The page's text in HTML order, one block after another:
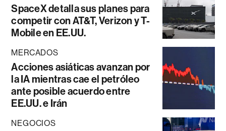
SpaceX detalla sus planes para
competir con AT&T, Verizon y T-
Mobile en EE.UU.
MERCADOS
Acciones asiáticas avanzan por
la IA mientras cae el petróleo
ante posible acuerdo entre
EE.UU. e Irán
NEGOCIOS